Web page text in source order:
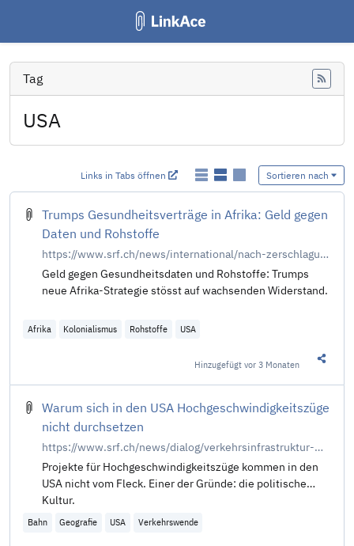
Tag
USA
Links in Tabs öffnen Sortieren nach
Trumps Gesundheitsverträge in Afrika: Geld gegen
Daten und Rohstoffe
https://www.srf.ch/news/international/nach-zerschlagung-von-usaid-was-hinter-trumps-neuen-gesundheitsvertraegen-in-afrika-steckt
Geld gegen Gesundheitsdaten und Rohstoffe: Trumps
neue Afrika-Strategie stösst auf wachsenden Widerstand.
Afrika Kolonialismus Rohstoffe USA
Hinzugefügtvor 3 Monaten
Warum sich in den USA Hochgeschwindigkeitszüge
nicht durchsetzen
https://www.srf.ch/news/dialog/verkehrsinfrastruktur-warum-sich-in-den-usa-hochgeschwindigkeitszuege-nicht-durchsetzen
Projekte für Hochgeschwindigkeitszüge kommen in den
USA nicht vom Fleck. Einer der Gründe: die politische
Kultur.
Bahn Geografie USA Verkehrswende